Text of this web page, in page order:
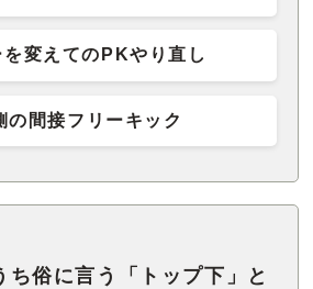
を変えてのPKやり直し
の間接フリーキック
ち俗に言う「トップ下」と